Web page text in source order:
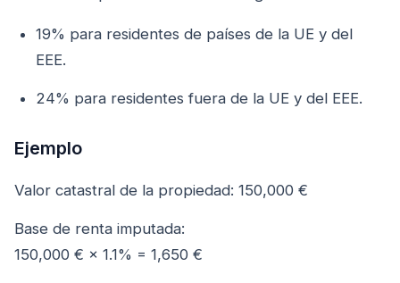
19% para residentes de países de la UE y del
EEE.
24% para residentes fuera de la UE y del EEE.
Ejemplo
Valor catastral de la propiedad: 150,000 €
Base de renta imputada:
150,000 € × 1.1% = 1,650 €